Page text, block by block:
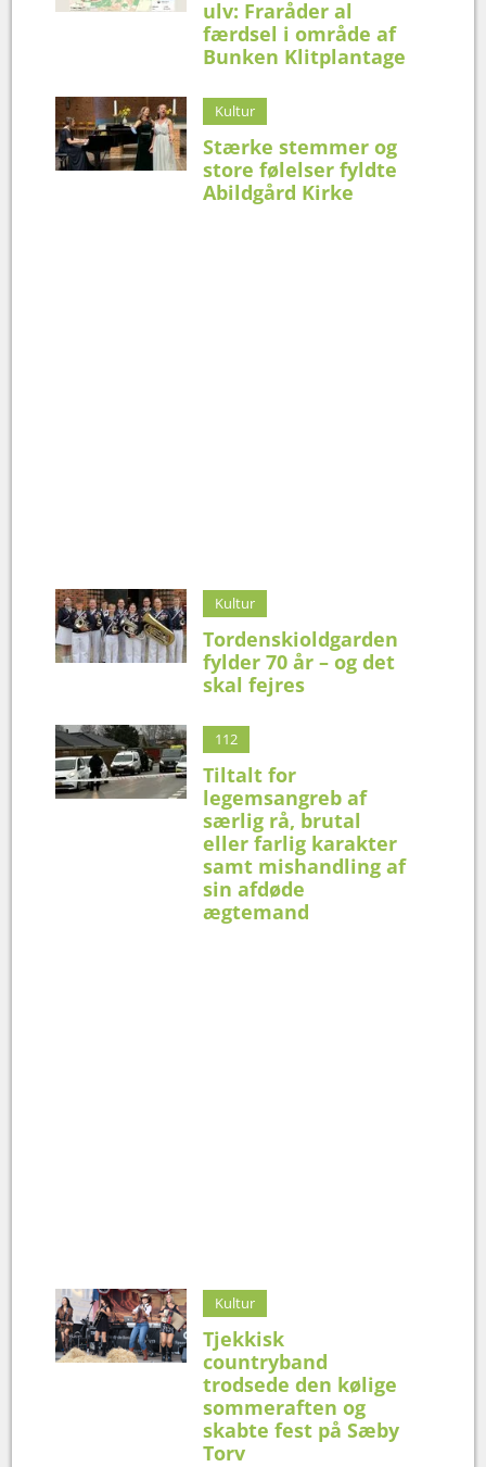
ulv: Fraråder al
færdsel i område af
Bunken Klitplantage
Kultur
Stærke stemmer og
store følelser fyldte
Abildgård Kirke
Kultur
Tordenskioldgarden
fylder 70 år – og det
skal fejres
112
Tiltalt for
legemsangreb af
særlig rå, brutal
eller farlig karakter
samt mishandling af
sin afdøde
ægtemand
Kultur
Tjekkisk
countryband
trodsede den kølige
sommeraften og
skabte fest på Sæby
Torv